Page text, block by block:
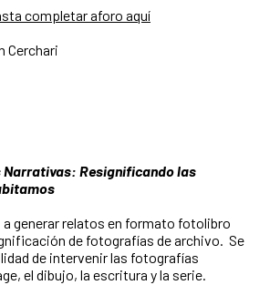
completar aforo aquí
Cerchari
Narrativas: Resignificando las
generar relatos en formato fotolibro
de fotografías de archivo. Se
de intervenir las fotografías
el dibujo, la escritura y la serie.